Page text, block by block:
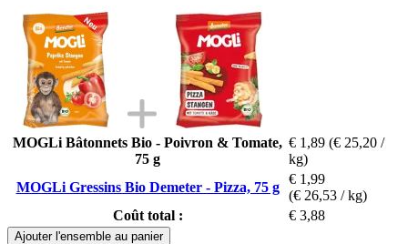
MOGLi Bâtonnets Bio - Poivron & Tomate,
75 g
€ 1,89 (€ 25,20 /
kg)
MOGLi Gressins Bio Demeter - Pizza, 75 g
€ 1,99
(€ 26,53 / kg)
Coût total :
€ 3,88
Ajouter l'ensemble au panier